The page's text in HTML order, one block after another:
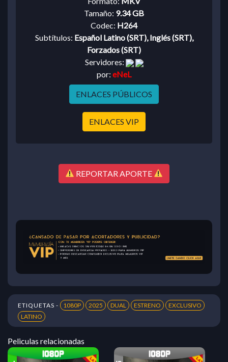
Tamaño: 9.34 GB
Codec: H264
Subtítulos: Español Latino (SRT), Inglés (SRT),
Forzados (SRT)
Servidores:
por: eNeL
ENLACES PÚBLICOS
ENLACES VIP
REPORTAR APORTE
ETIQUETAS - 1080P 2025 DUAL ESTRENO
EXCLUSIVO
LATINO
Peliculas relacionadas